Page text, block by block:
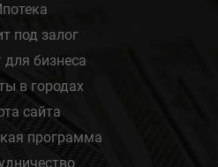
под залог
для бизнеса
в городах
сайта
программа